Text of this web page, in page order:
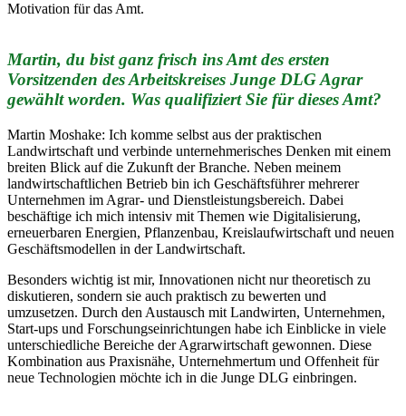
Motivation für das Amt.
Martin, du bist ganz frisch ins Amt des ersten
Vorsitzenden des Arbeitskreises Junge DLG Agrar
gewählt worden. Was qualifiziert Sie für dieses Amt?
Martin Moshake: Ich komme selbst aus der praktischen
Landwirtschaft und verbinde unternehmerisches Denken mit einem
breiten Blick auf die Zukunft der Branche. Neben meinem
landwirtschaftlichen Betrieb bin ich Geschäftsführer mehrerer
Unternehmen im Agrar- und Dienstleistungsbereich. Dabei
beschäftige ich mich intensiv mit Themen wie Digitalisierung,
erneuerbaren Energien, Pflanzenbau, Kreislaufwirtschaft und neuen
Geschäftsmodellen in der Landwirtschaft.
Besonders wichtig ist mir, Innovationen nicht nur theoretisch zu
diskutieren, sondern sie auch praktisch zu bewerten und
umzusetzen. Durch den Austausch mit Landwirten, Unternehmen,
Start-ups und Forschungseinrichtungen habe ich Einblicke in viele
unterschiedliche Bereiche der Agrarwirtschaft gewonnen. Diese
Kombination aus Praxisnähe, Unternehmertum und Offenheit für
neue Technologien möchte ich in die Junge DLG einbringen.